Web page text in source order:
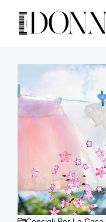
contenuto